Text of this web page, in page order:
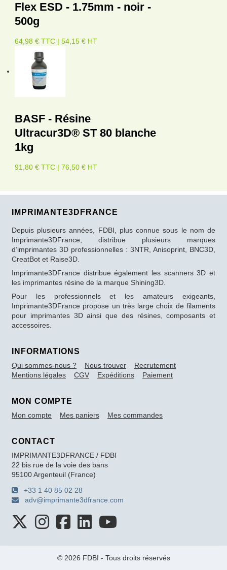
Flex ESD - 1.75mm - noir -
500g
64,98 € TTC | 54,15 € HT
BASF - Résine
Ultracur3D® ST 80 blanche
1kg
91,80 € TTC | 76,50 € HT
IMPRIMANTE3DFRANCE
Depuis plusieurs années, FDBI, plus connue sous le nom de
Imprimante3DFrance, distribue plusieurs marques
d’imprimantes 3D professionnelles : 3NTR, Anisoprint, BNC3D,
CreatBot et Raise3D.
Imprimante3DFrance distribue également les scanners 3D et
les imprimantes résine de la marque Shining3D.
Pour les professionnels et les amateurs exigeants,
Imprimante3DFrance propose un très large choix de filaments
pour imprimantes 3D ainsi que des résines, composants et
accessoires.
INFORMATIONS
Qui sommes-nous ? Nous trouver
Recrutement
Mentions légales
CGV Expéditions Paiement
MON COMPTE
Mon compte Mes paniers Mes commandes
CONTACT
IMPRIMANTE3DFRANCE / FDBI
22 bis rue de la voie des bans
95100 Argenteuil (France)
+33 1 40 85 02 28
adv@imprimante3dfrance.com
© 2026 FDBI - Tous droits réservés